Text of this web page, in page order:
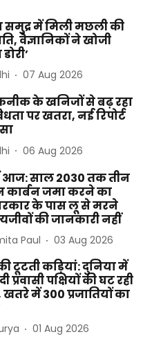
समुद्र में मिली मछली की
वैज्ञानिकों ने खोजी
07 Aug 2026
के खनिजों से बढ़ रहा
पर खतरा, नई रिपोर्ट
06 Aug 2026
साल 2030 तक तीन
कार्बन जमा करने का
के पास लू से मरने
की जानकारी नहीं
Paul 03 Aug 2026
टूटती कड़ियां: दुनिया में
प्रवासी पक्षियों की घट रही
में 300 प्रजातियों का
01 Aug 2026